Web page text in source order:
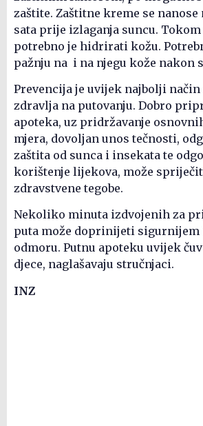
zaštite. Zaštitne kreme se nanose
sata prije izlaganja suncu.
potrebno je hidrirati kožu.
pažnju na i na njegu kože nakon
Prevencija je uvijek najbolji način
zdravlja na putovanju. Dobro
apoteka, uz pridržavanje
mjera, dovoljan unos tečnosti,
zaštita od sunca i insekata te
korištenje lijekova, može
zdravstvene tegobe.
Nekoliko minuta izdvojenih za
puta može doprinijeti sigurnijem
odmoru. Putnu apoteku uvijek
djece, naglašavaju stručnjaci.
INZ